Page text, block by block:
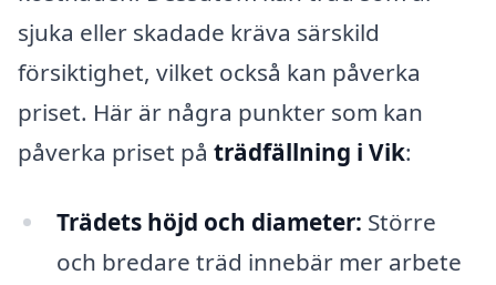
sjuka eller skadade kräva särskild
försiktighet, vilket också kan påverka
priset. Här är några punkter som kan
påverka priset på trädfällning i Vik:
Trädets höjd och diameter: Större
och bredare träd innebär mer arbete